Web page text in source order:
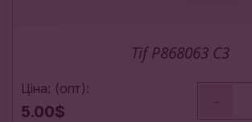
Tif P868063 C3
Ціна: (опт):
5.00$
-